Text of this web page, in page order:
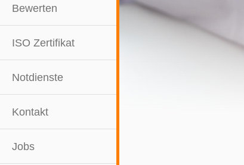
Bewerten
ISO Zertifikat
Notdienste
Kontakt
Jobs